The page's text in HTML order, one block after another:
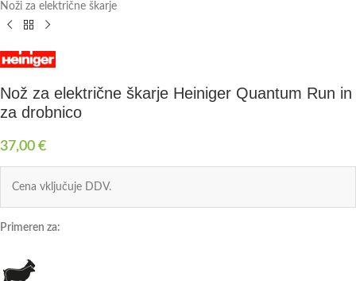
Noži za električne škarje
Nož za električne škarje Heiniger Quantum Run in
za drobnico
37,00 €
Cena vključuje DDV.
Primeren za: